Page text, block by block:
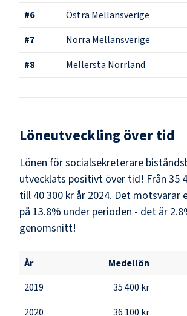
#6 Östra Mellansverige
#7 Norra Mellansverige
#8 Mellersta Norrland
Löneutveckling över tid
Lönen för socialsekreterare
utvecklats positivt över tid! Från 35
till 40 300 kr år 2024. Det motsvarar
på 13.8% under perioden - det är
genomsnitt!
År Medellön
2019
35 400 kr
2020
36 100 kr